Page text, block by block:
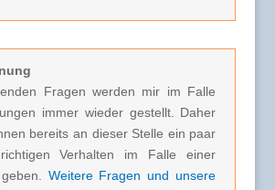
Fragen werden mir im Falle
immer wieder gestellt. Daher
bereits an dieser Stelle ein paar
Verhalten im Falle einer
Weitere Fragen und unsere